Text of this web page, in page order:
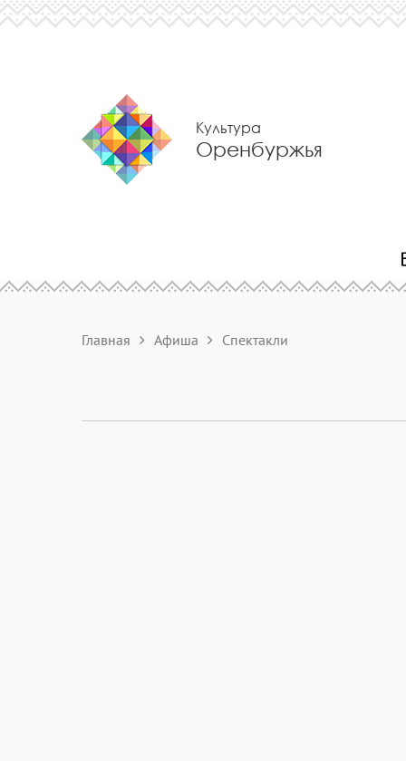
Культура
Оренбуржья
Главная Афиша Спектакли